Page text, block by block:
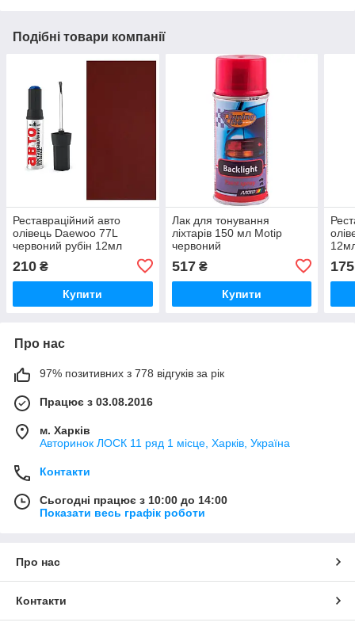
Подібні товари компанії
Реставраційний авто
олівець Daewoo 77L
червоний рубін 12мл
210 ₴
Купити
Лак для тонування
ліхтарів 150 мл Motip
червоний
517₴
Купити
175
Про нас
97% позитивних з 778 відгуків за рік
Працює з 03.08.2016
м. Харків
Авторинок ЛОСК 11 ряд 1 місце, Харків, Україна
Контакти
Сьогодні працює з 10:00 до 14:00
Показати весь графік роботи
Про нас
Контакти